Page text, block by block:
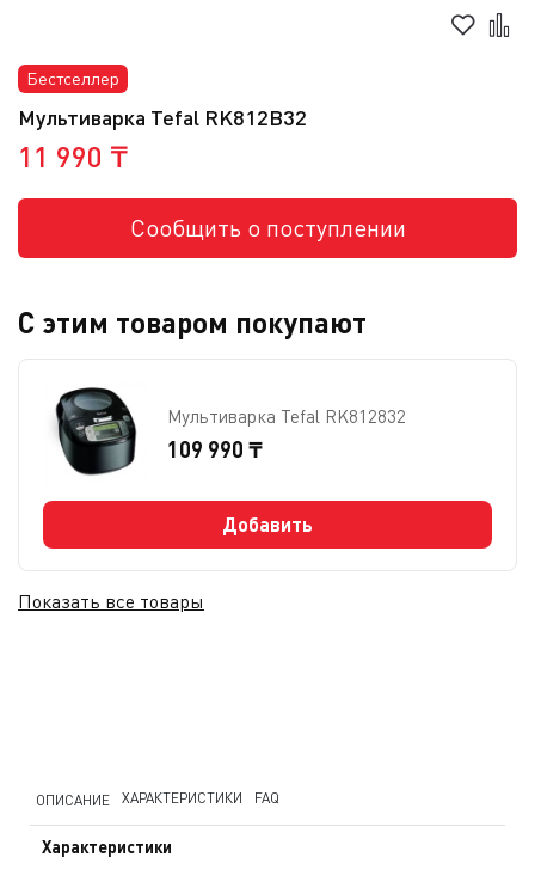
Бестселлер
Мультиварка Tefal RK812B32
11 990 ₸
Сообщить о поступлении
С этим товаром покупают
Мультиварка Tefal RK812832
109 990 ₸
Добавить
Показать все товары
ОПИСАНИЕ ХАРАКТЕРИСТИКИ FAQ
Характеристики